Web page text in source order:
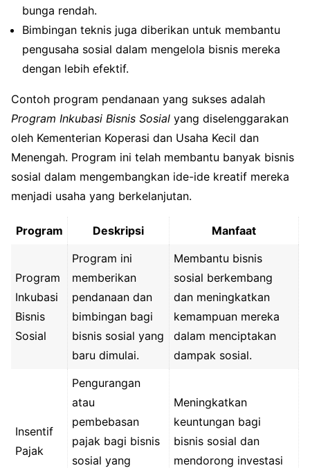
bunga rendah.
Bimbingan teknis juga diberikan untuk membantu
pengusaha sosial dalam mengelola bisnis mereka
dengan lebih efektif.
Contoh program pendanaan yang sukses adalah
Program Inkubasi Bisnis Sosial yang diselenggarakan
oleh Kementerian Koperasi dan Usaha Kecil dan
Menengah. Program ini telah membantu banyak bisnis
sosial dalam mengembangkan ide-ide kreatif mereka
menjadi usaha yang berkelanjutan.
Program Deskripsi Manfaat
Program
Inkubasi
Bisnis
Sosial
Program ini
memberikan
pendanaan dan
bimbingan bagi
bisnis sosial yang
baru dimulai.
Membantu bisnis
sosial berkembang
dan meningkatkan
kemampuan mereka
dalam menciptakan
dampak sosial.
Insentif
Pajak
Pengurangan
atau
pembebasan
pajak bagi bisnis
sosial yang
Meningkatkan
keuntungan bagi
bisnis sosial dan
mendorong investasi